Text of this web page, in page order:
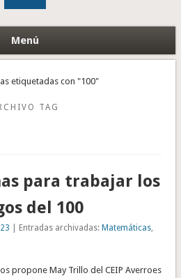
Menú
etiquetadas con "100"
TAG
para trabajar los
del 100
| Entradas archivadas:Matemáticas
propone May Trillo del CEIP Averroes